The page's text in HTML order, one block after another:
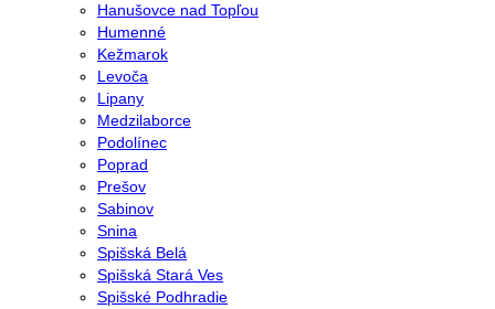
Hanušovce nad Topľou
Humenné
Kežmarok
Levoča
Lipany
Medzilaborce
Podolínec
Poprad
Prešov
Sabinov
Snina
Spišská Belá
Spišská Stará Ves
Spišské Podhradie